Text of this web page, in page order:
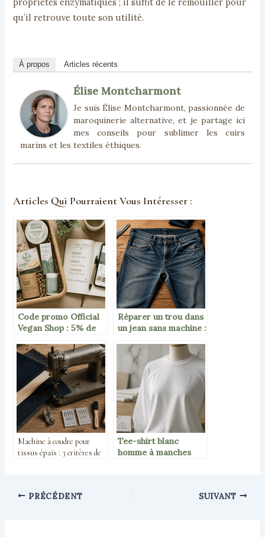
qu’il retrouve toute son utilité.
À propos Articles récents
Élise Montcharmont
Je suis Élise Montcharmont, passionnée de
maroquinerie alternative, et je partage ici
mes conseils pour sublimer les cuirs
marins et les textiles éthiques.
Articles Qui Pourraient Vous Intéresser :
Code promo Official
Vegan Shop : 5% de
astuces pour
optimiser vos achats
éthiques
Réparer un trou dans
un jean sans machine :
et infaillibles
Machine à coudre pour
tissus épais : 3 critères de
Tee-shirt blanc
homme à manches
PRÉCÉDENT
SUIVANT